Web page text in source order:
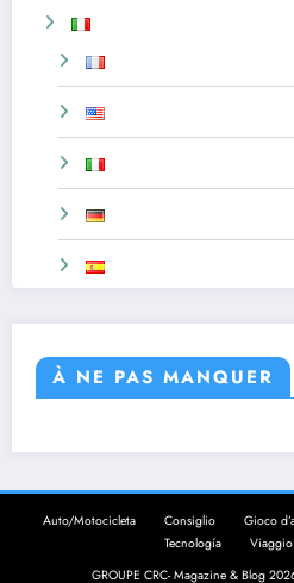
À NE PAS MANQUER
Auto/Motocicleta Consiglio Gioco
Tecnología
Viaggio
GROUPE CRC- Magazine & Blog